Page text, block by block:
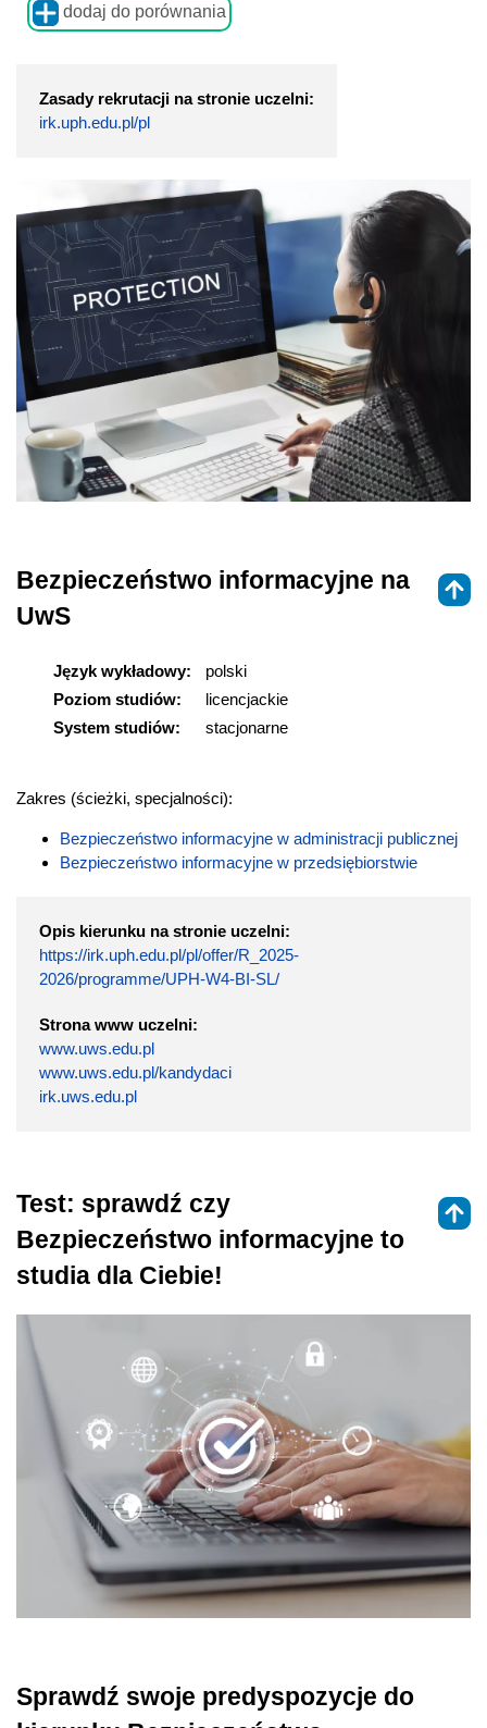
dodaj do porównania
Zasady rekrutacji na stronie uczelni:
irk.uph.edu.pl/pl
Bezpieczeństwo informacyjne na
UwS
Język wykładowy:
polski
Poziom studiów:
licencjackie
System studiów:
stacjonarne
Zakres (ścieżki, specjalności):
Bezpieczeństwo informacyjne w administracji publicznej
Bezpieczeństwo informacyjne w przedsiębiorstwie
Opis kierunku na stronie uczelni:
https://irk.uph.edu.pl/pl/offer/R_2025-
2026/programme/UPH-W4-BI-SL/
Strona www uczelni:
www.uws.edu.pl
www.uws.edu.pl/kandydaci
irk.uws.edu.pl
Test: sprawdź czy
Bezpieczeństwo informacyjne to
studia dla Ciebie!
Sprawdź swoje predyspozycje do